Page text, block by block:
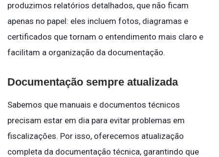
produzimos relatórios detalhados, que não ficam
apenas no papel: eles incluem fotos, diagramas e
certificados que tornam o entendimento mais claro e
facilitam a organização da documentação.
Documentação sempre atualizada
Sabemos que manuais e documentos técnicos
precisam estar em dia para evitar problemas em
fiscalizações. Por isso, oferecemos atualização
completa da documentação técnica, garantindo que